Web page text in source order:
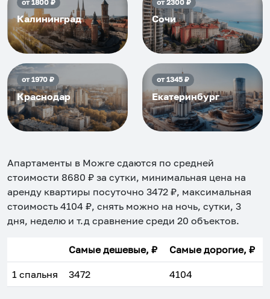
от1800₽
Калининград
от2300₽
Сочи
от1970₽
Краснодар
от1345₽
Екатеринбург
Апартаменты в Можге сдаются по средней
стоимости 8680 ₽ за сутки, минимальная цена на
аренду квартиры посуточно 3472 ₽, максимальная
стоимость 4104 ₽, снять можно на ночь, сутки, 3
дня, неделю и т.д сравнение среди 20 объектов.
Самые дешевые, ₽ Самые дорогие, ₽
1 спальня 3472 4104